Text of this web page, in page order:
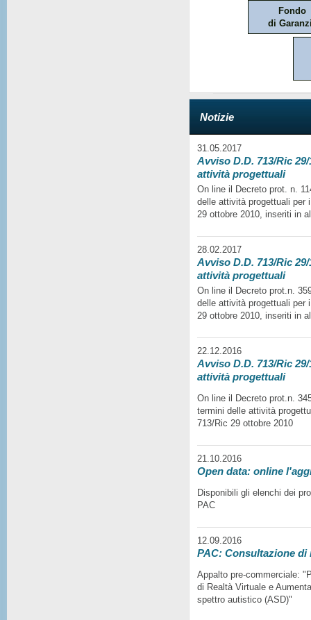
Fondo
di
Notizie
31.05.2017
Avviso D.D. 713/Ric
attività progettuali
On line il Decreto prot. n.
delle attività progettuali per
29 ottobre 2010, inseriti in
28.02.2017
Avviso D.D. 713/Ric
attività progettuali
On line il Decreto prot.n.
delle attività progettuali per
29 ottobre 2010, inseriti in
22.12.2016
Avviso D.D. 713/Ric
attività progettuali
On line il Decreto prot.n.
termini delle attività
713/Ric 29 ottobre 2010
21.10.2016
Open data: online
Disponibili gli elenchi dei
PAC
12.09.2016
PAC: Consultazione di
Appalto pre-commerciale:
di Realtà Virtuale e
spettro autistico (ASD)"